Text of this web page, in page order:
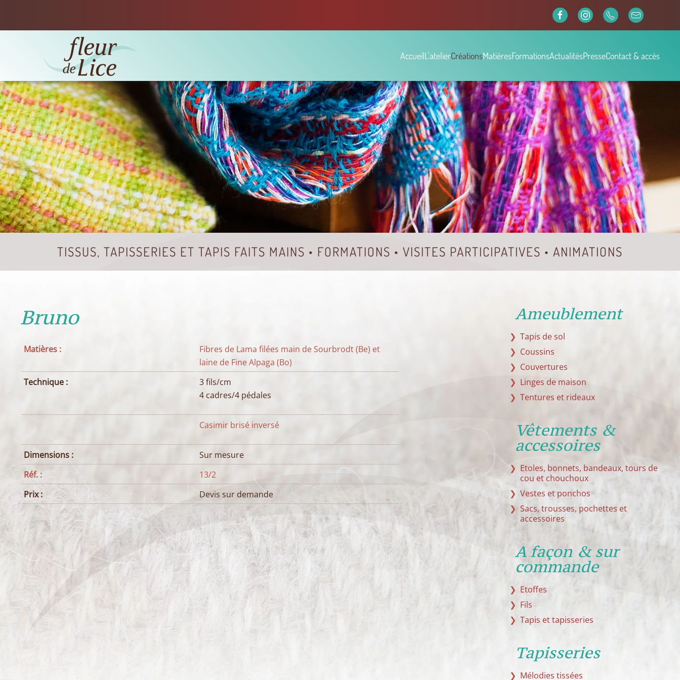
AccueilL'atelierCréationsMatièresFormationsActualitésPresseContact & accès
TISSUS, TAPISSERIES ET TAPIS FAITS MAINS • FORMATIONS • VISITES PARTICIPATIVES • ANIMATIONS
Bruno
Matières :
Fibres de Lama filées main de Sourbrodt (Be) et
laine de Fine Alpaga (Bo)
Technique :
3 fils/cm
4 cadres/4 pédales
Casimir brisé inversé
Dimensions :
Sur mesure
Réf. :
13/2
Prix :
Devis sur demande
Ameublement
Tapis de sol
Coussins
Couvertures
Linges de maison
Tentures et rideaux
Vêtements &
accessoires
Etoles, bonnets, bandeaux, tours de
cou et chouchoux
Vestes et ponchos
Sacs, trousses, pochettes et
accessoires
A façon & sur
commande
Etoffes
Fils
Tapis et tapisseries
Tapisseries
Mélodies tissées